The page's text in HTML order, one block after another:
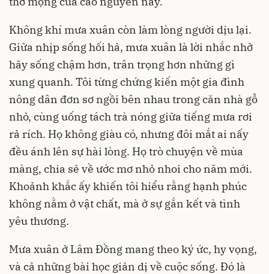
Không khí mưa xuân còn làm lòng người dịu lại.
Giữa nhịp sống hối hả, mưa xuân là lời nhắc nhở
hãy sống chậm hơn, trân trọng hơn những gì
xung quanh. Tôi từng chứng kiến một gia đình
nông dân đơn sơ ngồi bên nhau trong căn nhà gỗ
nhỏ, cùng uống tách trà nóng giữa tiếng mưa rơi
rả rích. Họ không giàu có, nhưng đôi mắt ai nấy
đều ánh lên sự hài lòng. Họ trò chuyện về mùa
màng, chia sẻ về ước mơ nhỏ nhoi cho năm mới.
Khoảnh khắc ấy khiến tôi hiểu rằng hạnh phúc
không nằm ở vật chất, mà ở sự gắn kết và tình
yêu thương.
Mưa xuân ở Lâm Đồng mang theo ký ức, hy vọng,
và cả những bài học giản dị về cuộc sống. Đó là